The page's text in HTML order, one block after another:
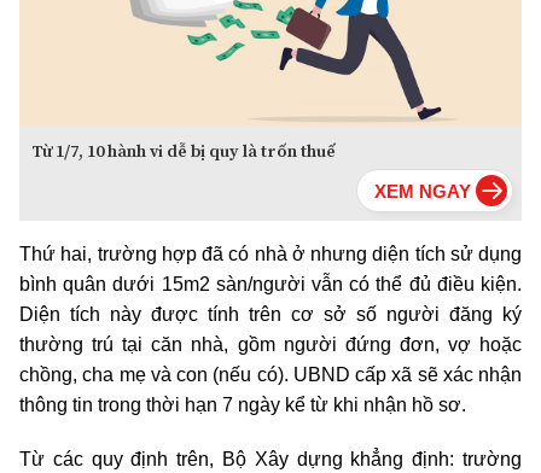
Từ 1/7, 10 hành vi dễ bị quy là trốn thuế
Thứ hai, trường hợp đã có nhà ở nhưng diện tích sử dụng
bình quân dưới 15m2 sàn/người vẫn có thể đủ điều kiện.
Diện tích này được tính trên cơ sở số người đăng ký
thường trú tại căn nhà, gồm người đứng đơn, vợ hoặc
chồng, cha mẹ và con (nếu có). UBND cấp xã sẽ xác nhận
thông tin trong thời hạn 7 ngày kể từ khi nhận hồ sơ.
Từ các quy định trên, Bộ Xây dựng khẳng định: trường